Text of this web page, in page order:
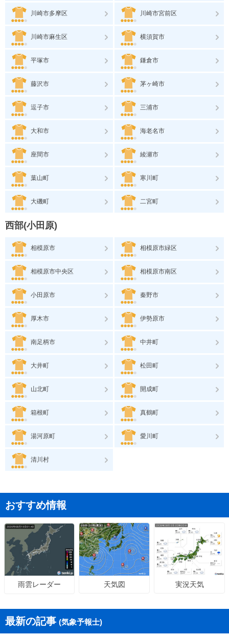
川崎市多摩区 川崎市宮前区
川崎市麻生区 横須賀市
平塚市 鎌倉市
藤沢市 茅ヶ崎市
逗子市 三浦市
大和市 海老名市
座間市 綾瀬市
葉山町 寒川町
大磯町 二宮町
西部(小田原)
相模原市 相模原市緑区
相模原市中央区 相模原市南区
小田原市 秦野市
厚木市 伊勢原市
南足柄市 中井町
大井町 松田町
山北町 開成町
箱根町 真鶴町
湯河原町 愛川町
清川村
おすすめ情報
雨雲レーダー 天気図 実況天気
最新の記事 (気象予報士)